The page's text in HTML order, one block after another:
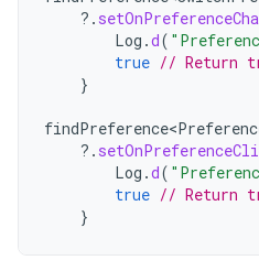
?.
Log .d(
true // Return
}
?.
Log .d(
true // Return
}